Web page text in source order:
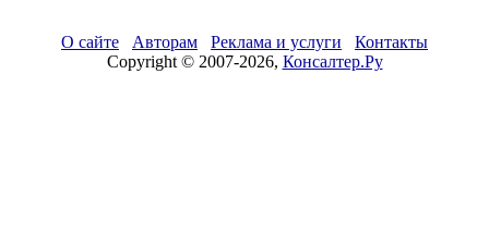
О сайте Авторам Реклама и услуги
Контакты
Copyright © 2007-2026, Консалтер.Ру